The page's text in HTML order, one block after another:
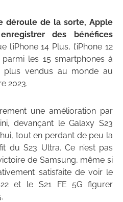
déroule de la sorte, Apple
des bénéfices
l’iPhone 14 Plus, l’iPhone 12
parmi les 15 smartphones à
vendus au monde au
2023.
une amélioration par
devançant le Galaxy S23
tout en perdant de peu la
du S23 Ultra. Ce n’est pas
de Samsung, même si
satisfaite de voir le
et le S21 FE 5G figurer